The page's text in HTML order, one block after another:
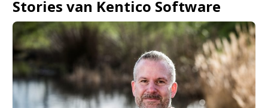
Stories van Kentico Software